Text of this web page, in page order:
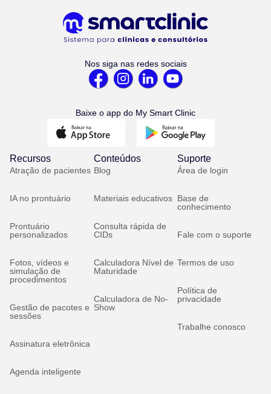
Nos siga nas redes sociais
Baixe o app do My Smart Clinic
Recursos
Atração de pacientes
IA no prontuário
Prontuário
personalizados
Fotos, vídeos e
simulação de
procedimentos
Gestão de pacotes e
sessões
Assinatura eletrônica
Agenda inteligente
Conteúdos
Blog
Materiais educativos
Consulta rápida de
CIDs
Calculadora Nível de
Maturidade
Calculadora de No-
Show
Suporte
Área de login
Base de
conhecimento
Fale com o suporte
Termos de uso
Política de
privacidade
Trabalhe conosco